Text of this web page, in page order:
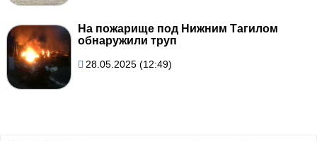
На пожарище под Нижним Тагилом
обнаружили труп
28.05.2025 (12:49)